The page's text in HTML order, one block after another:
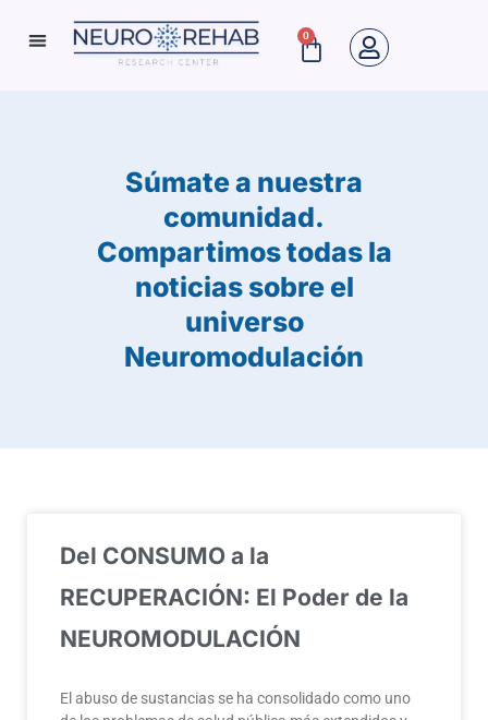
0
Cart
Súmate a nuestra
comunidad.
Compartimos todas la
noticias sobre el
universo
Neuromodulación
Del CONSUMO a la
RECUPERACIÓN: El Poder de la
NEUROMODULACIÓN
El abuso de sustancias se ha consolidado como uno